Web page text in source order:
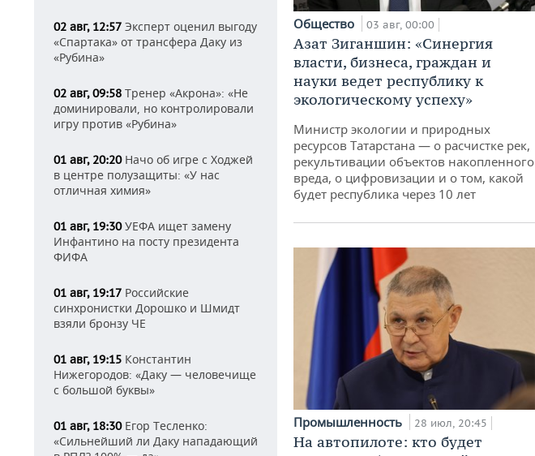
02 авг, 12:57 Эксперт оценил выгоду
«Спартака» от трансфера Даку из
«Рубина»
02 авг, 09:58 Тренер «Акрона»: «Не
доминировали, но контролировали
игру против «Рубина»
01 авг, 20:20Начо об игре с Ходжей
в центре полузащиты: «У нас
отличная химия»
01 авг, 19:30УЕФА ищет замену
Инфантино на посту президента
ФИФА
01 авг, 19:17 Российские
синхронистки Дорошко и Шмидт
взяли бронзу ЧЕ
01 авг, 19:15 Константин
Нижегородов: «Даку — человечище
с большой буквы»
01 авг, 18:30Егор Тесленко:
«Сильнейший ли Даку нападающий
Общество 03 авг, 00:00
Азат Зиганшин: «Синергия
власти, бизнеса, граждан и
науки ведет республику к
экологическому успеху»
Министр экологии и природных
ресурсов Татарстана — о расчистке рек,
рекультивации объектов накопленного
вреда, о цифровизации и о том, какой
будет республика через 10 лет
Промышленность 28 июл, 20:45
На автопилоте: кто будет